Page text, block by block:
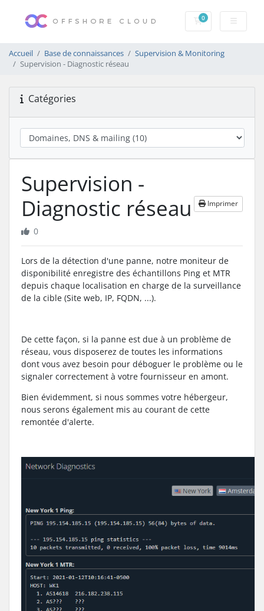
0Votre panier
Accueil Base de connaissances
Supervision & Monitoring
Supervision - Diagnostic réseau
Catégories
Supervision -
Diagnostic réseau
Imprimer
0
Lors de la détection d'une panne, notre moniteur de
disponibilité enregistre des échantillons Ping et MTR
depuis chaque localisation en charge de la surveillance
de la cible (Site web, IP, FQDN, ...).
De cette façon, si la panne est due à un problème de
réseau, vous disposerez de toutes les informations
dont vous avez besoin pour déboguer le problème ou le
signaler correctement à votre fournisseur en amont.
Bien évidemment, si nous sommes votre hébergeur,
nous serons également mis au courant de cette
remontée d'alerte.